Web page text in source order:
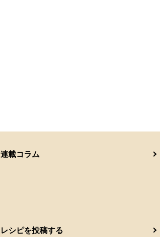
連載コラム
レシピを投稿する